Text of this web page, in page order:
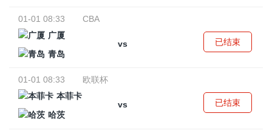
01-01 08:33
CBA
广厦
vs
青岛
已结束
01-01 08:33
欧联杯
本菲卡
vs
哈茨
已结束